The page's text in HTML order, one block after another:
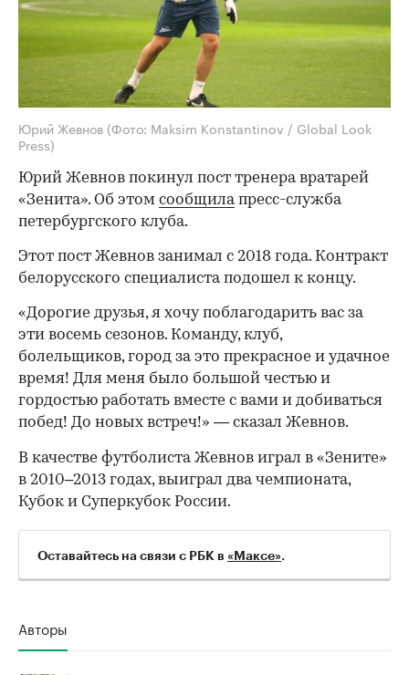
Юрий Жевнов (Фото: Maksim Konstantinov / Global Look
Press)
Юрий Жевнов покинул пост тренера вратарей
«Зенита». Об этом сообщилапресс-служба
петербургского клуба.
Этот пост Жевнов занимал с 2018 года. Контракт
белорусского специалиста подошел к концу.
«Дорогие друзья, я хочу поблагодарить вас за
эти восемь сезонов. Команду, клуб,
болельщиков, город за это прекрасное и удачное
время! Для меня было большой честью и
гордостью работать вместе с вами и добиваться
побед! До новых встреч!» — сказал Жевнов.
В качестве футболиста Жевнов играл в «Зените»
в 2010–2013 годах, выиграл два чемпионата,
Кубок и Суперкубок России.
Оставайтесь на связи с РБК в «Максе».
Авторы